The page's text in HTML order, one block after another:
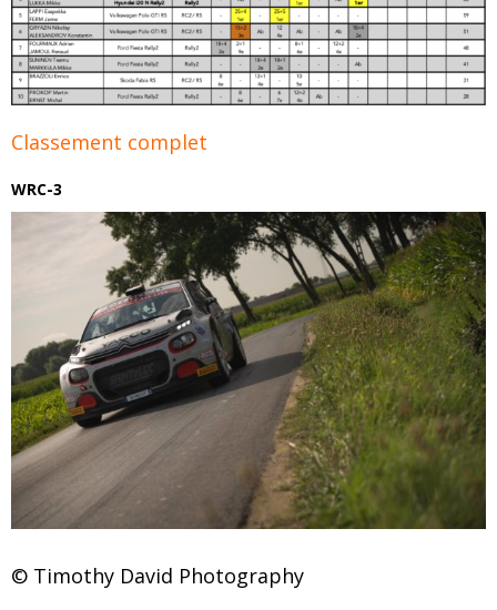
Classement complet
WRC-3
© Timothy David Photography